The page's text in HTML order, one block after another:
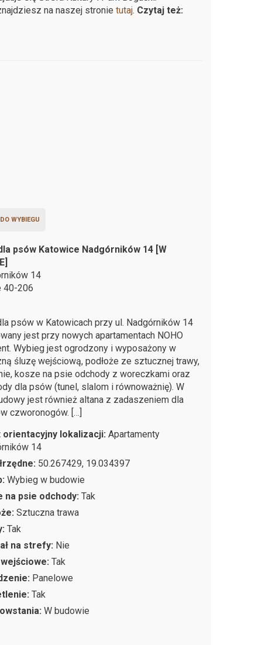
na naszej stronie tutaj. Czytaj też:
WYBIEGU
psów Katowice Nadgórników 14 [W
14
40-206
psów w Katowicach przy ul. Nadgórników 14
jest przy nowych apartamentach NOHO
Wybieg jest ogrodzony i wyposażony w
śluzę wejściową, podłoże ze sztucznej trawy,
kosze na psie odchody z woreczkami oraz
dla psów (tunel, slalom i równoważnię). W
jest również altana z zadaszeniem dla
czworonogów. […]
orientacyjny lokalizacji:Apartamenty
14
50.267429, 19.034397
Wybieg w budowie
na psie odchody:Tak
Sztuczna trawa
Tak
na strefy: Nie
wejściowe:Tak
Panelowe
Tak
W budowie